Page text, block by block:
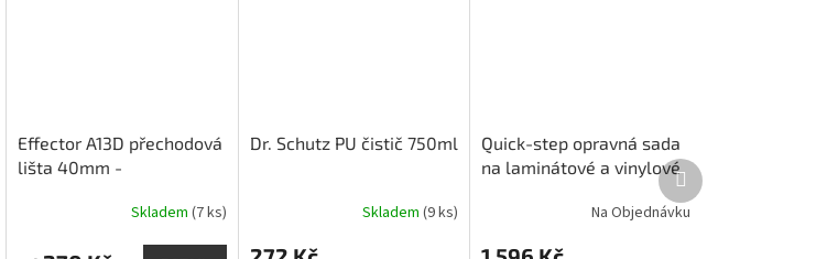
Effector A13D přechodová
lišta 40mm -
Skladem (7 ks)
Dr. Schutz PU čistič 750ml
Skladem(9 ks)
Quick-step opravná sada
na laminátové a vinylové
Na Objednávku
Další
produkt